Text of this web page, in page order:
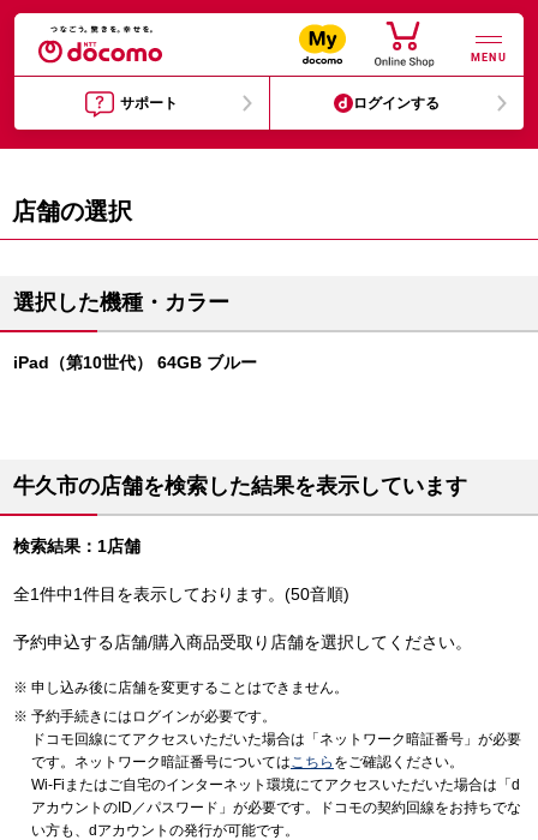
MENU
サポート ログインする
店舗の選択
選択した機種・カラー
iPad（第10世代） 64GB ブルー
牛久市の店舗を検索した結果を表示しています
検索結果：1店舗
全1件中1件目を表示しております。(50音順)
予約申込する店舗/購入商品受取り店舗を選択してください。
申し込み後に店舗を変更することはできません。
予約手続きにはログインが必要です。
ドコモ回線にてアクセスいただいた場合は「ネットワーク暗証番号」が必要
です。ネットワーク暗証番号についてはこちら をご確認ください。
Wi-Fiまたはご自宅のインターネット環境にてアクセスいただいた場合は「d
アカウントのID／パスワード」が必要です。ドコモの契約回線をお持ちでな
い方も、dアカウントの発行が可能です。